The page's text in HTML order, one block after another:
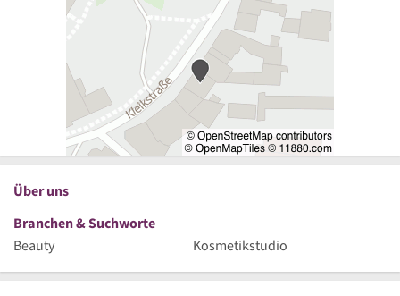
Über uns
Branchen & Suchworte
Beauty
Kosmetikstudio